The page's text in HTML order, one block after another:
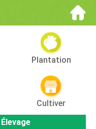
Plantation
Cultiver
Élevage